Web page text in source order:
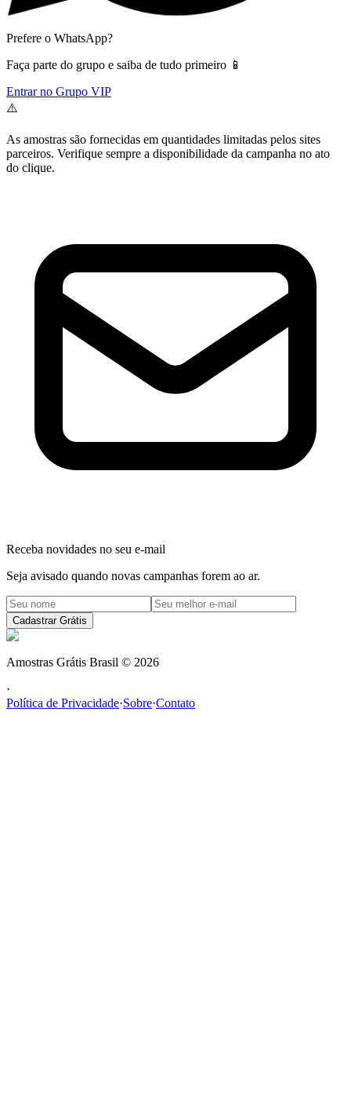
Prefere o WhatsApp?
Faça parte do grupo e saiba de tudo primeiro 📱
Entrar no Grupo VIP
⚠️
As amostras são fornecidas em quantidades limitadas pelos sites
parceiros. Verifique sempre a disponibilidade da campanha no ato
do clique.
Receba novidades no seu e-mail
Seja avisado quando novas campanhas forem ao ar.
Cadastrar Grátis
Amostras Grátis Brasil © 2026
·
Política de Privacidade·Sobre·Contato